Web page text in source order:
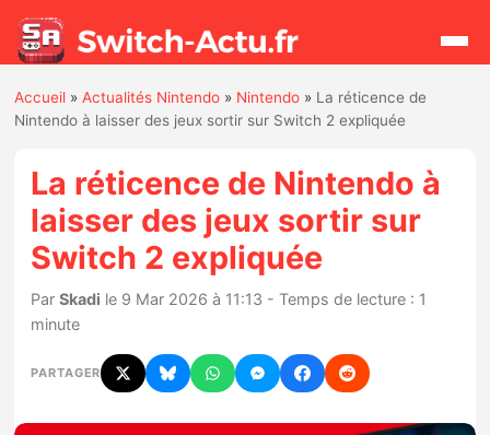
Rechercher
Actualités
Jeux
Hardware
Mises à jour
Chiffres de ventes
Accueil »Actualités Nintendo » Nintendo » La réticence de
Nintendo à laisser des jeux sortir sur Switch 2 expliquée
La réticence de Nintendo à
laisser des jeux sortir sur
Switch 2 expliquée
ParSkadi le 9 Mar 2026 à 11:13 - Temps de lecture : 1
minute
PARTAGER